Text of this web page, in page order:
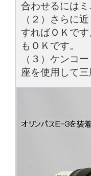
合わせるには
（２）さらに
すればＯＫで
もＯＫです。
（３）ケンコ
座を使用して三